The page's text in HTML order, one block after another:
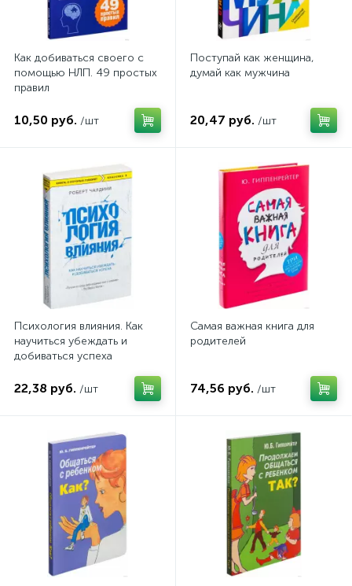
Как добиваться своего с
помощью НЛП. 49 простых
правил
10,50 руб. /шт
Поступай как женщина,
думай как мужчина
20,47 руб. /шт
Психология влияния. Как
научиться убеждать и
добиваться успеха
22,38 руб. /шт
Самая важная книга для
родителей
74,56 руб. /шт